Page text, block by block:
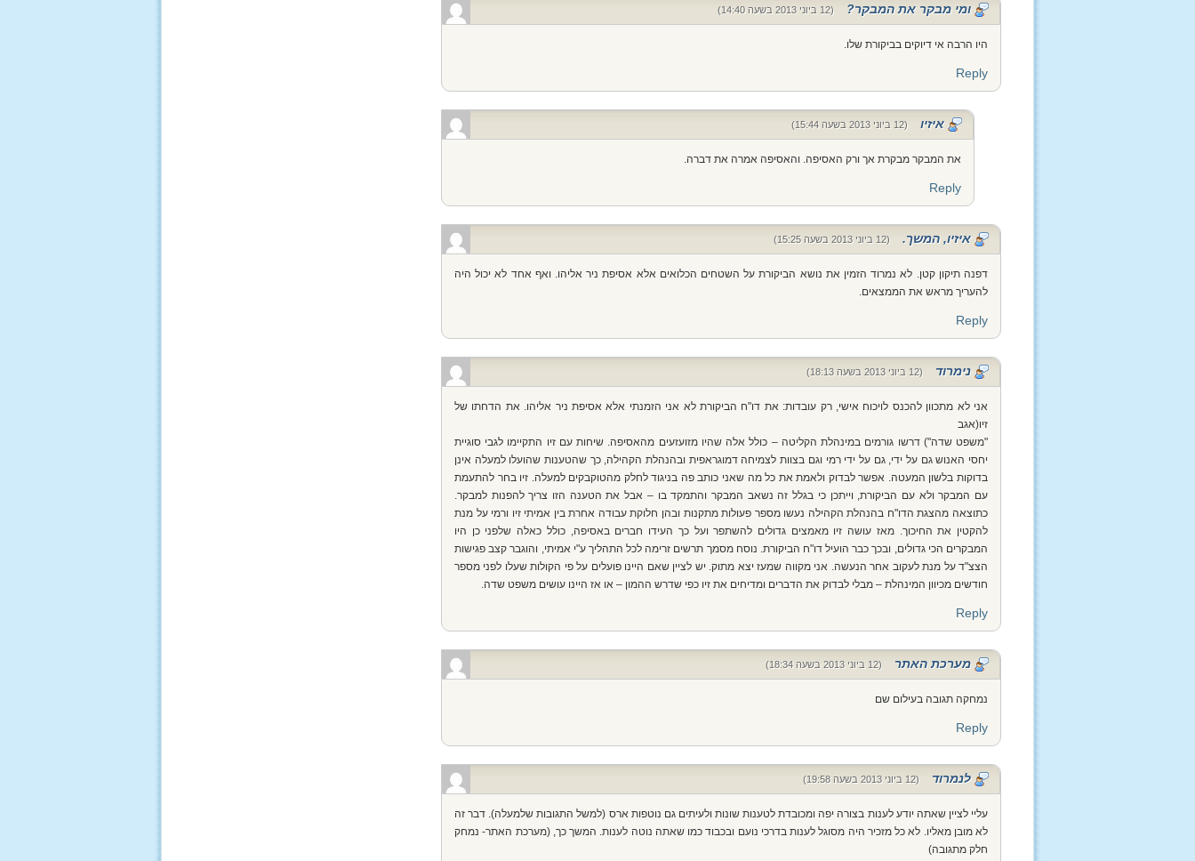
ומי מבקר את המבקר? (12 ביוני 2013 בשעה 14:40)
היו הרבה אי דיוקים בביקורת שלו.
Reply
איזיו (12 ביוני 2013 בשעה 15:44)
את המבקר מבקרת אך ורק האסיפה. והאסיפה אמרה את דברה.
Reply
איזיו, המשך. (12 ביוני 2013 בשעה 15:25)
דפנה תיקון קטן. לא נמרוד הזמין את נושא הביקורת על השטחים הכלואים אלא אסיפת ניר אליהו. ואף אחד לא יכול היה
להעריך מראש את הממצאים.
Reply
נימרוד (12 ביוני 2013 בשעה 18:13)
אני לא מתכוון להכנס לויכוח אישי, רק עובדות: את דו"ח הביקורת לא אני הזמנתי אלא אסיפת ניר אליהו. את הדחתו של
זיו(אגב
"משפט שדה") דרשו גורמים במינהלת הקליטה – כולל אלה שהיו מזועזעים מהאסיפה. שיחות עם זיו התקיימו לגבי סוגיית
יחסי האנוש גם על ידי, גם על ידי רמי וגם בצוות לצמיחה דמוגראפית ובהנהלת הקהילה, כך שהטענות שהועלו למעלה אינן
בדוקות בלשון המעטה. אפשר לבדוק ולאמת את כל מה שאני כותב פה בניגוד לחלק מהטוקבקים למעלה. זיו בחר להתעמת
עם המבקר ולא עם הביקורת, וייתכן כי בגלל זה נשאב המבקר והתמקד בו – אבל את הטענה הזו צריך להפנות למבקר.
כתוצאה מהצגת הדו"ח בהנהלת הקהילה נעשו מספר פעולות מתקנות ובהן חלוקת עבודה אחרת בין אמיתי זיו ורמי על מנת
להקטין את החיכוך. מאז עושה זיו מאמצים גדולים להשתפר ועל כך העידו חברים באסיפה, כולל כאלה שלפני כן היו
המבקרים הכי גדולים, ובכך כבר הועיל דו"ח הביקורת. נוסח מסמך תרשים זרימה לכל התהליך ע"י אמיתי, והוגבר קצב פגישות
הצצ"ד על מנת לעקוב אחר הנעשה. אני מקווה שמעז יצא מתוק. יש לציין שאם היינו פועלים על פי הקולות שעלו לפני מספר
חודשים מכיוון המינהלת – מבלי לבדוק את הדברים ומדיחים את זיו כפי שדרש ההמון – או אז היינו עושים משפט שדה.
Reply
מערכת האתר (12 ביוני 2013 בשעה 18:34)
נמחקה תגובה בעילום שם
Reply
לנמרוד (12 ביוני 2013 בשעה 19:58)
עליי לציין שאתה יודע לענות בצורה יפה ומכובדת לטענות שונות ולעיתים גם נוטפות ארס (למשל התגובות שלמעלה). דבר זה
לא מובן מאליו. לא כל מזכיר היה מסוגל לענות בדרכי נועם ובכבוד כמו שאתה נוטה לענות. המשך כך, (מערכת האתר- נמחק
חלק מתגובה)